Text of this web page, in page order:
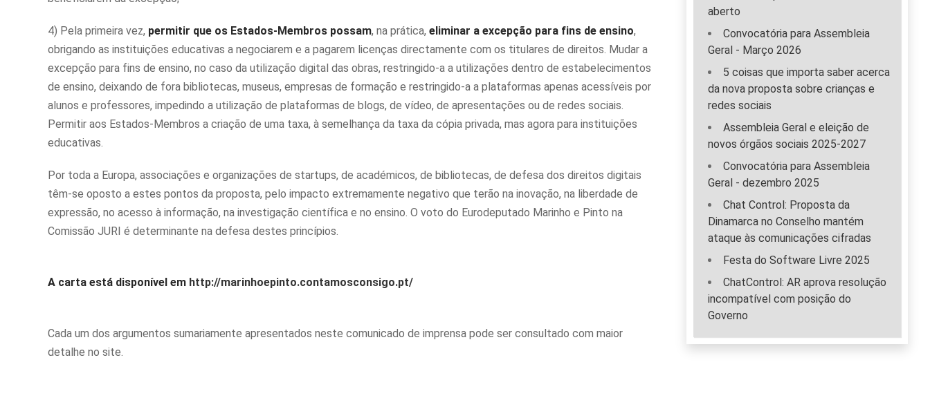
4) Pela primeira vez, permitir que os Estados-Membros possam, na prática, eliminar a excepção para fins de ensino,
obrigando as instituições educativas a negociarem e a pagarem licenças directamente com os titulares de direitos. Mudar a
excepção para fins de ensino, no caso da utilização digital das obras, restringido-a a utilizações dentro de estabelecimentos
de ensino, deixando de fora bibliotecas, museus, empresas de formação e restringido-a a plataformas apenas acessíveis por
alunos e professores, impedindo a utilização de plataformas de blogs, de vídeo, de apresentações ou de redes sociais.
Permitir aos Estados-Membros a criação de uma taxa, à semelhança da taxa da cópia privada, mas agora para instituições
educativas.
Por toda a Europa, associações e organizações de startups, de académicos, de bibliotecas, de defesa dos direitos digitais
têm-se oposto a estes pontos da proposta, pelo impacto extremamente negativo que terão na inovação, na liberdade de
expressão, no acesso à informação, na investigação científica e no ensino. O voto do Eurodeputado Marinho e Pinto na
Comissão JURI é determinante na defesa destes princípios.
A carta está disponível em http://marinhoepinto.contamosconsigo.pt/
Cada um dos argumentos sumariamente apresentados neste comunicado de imprensa pode ser consultado com maior
detalhe no site.
aberto
Convocatória para Assembleia
Geral - Março 2026
5 coisas que importa saber acerca
da nova proposta sobre crianças e
redes sociais
Assembleia Geral e eleição de
novos órgãos sociais 2025-2027
Convocatória para Assembleia
Geral - dezembro 2025
Chat Control: Proposta da
Dinamarca no Conselho mantém
ataque às comunicações cifradas
Festa do Software Livre 2025
ChatControl: AR aprova resolução
incompatível com posição do
Governo